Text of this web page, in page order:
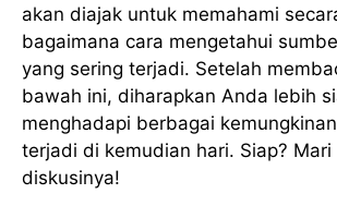
akan diajak untuk memahami
bagaimana cara mengetahui
yang sering terjadi. Setelah
bawah ini, diharapkan Anda lebih
menghadapi berbagai
terjadi di kemudian hari. Siap? Mari
diskusinya!